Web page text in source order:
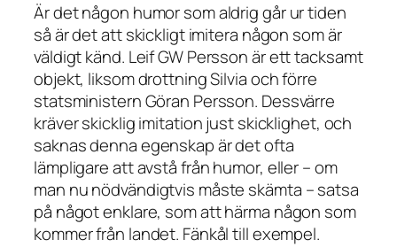
Är det någon humor som aldrig går ur tiden
så är det att skickligt imitera någon som är
väldigt känd. Leif GW Persson är ett tacksamt
objekt, liksom drottning Silvia och förre
statsministern Göran Persson. Dessvärre
kräver skicklig imitation just skicklighet, och
saknas denna egenskap är det ofta
lämpligare att avstå från humor, eller – om
man nu nödvändigtvis måste skämta – satsa
på något enklare, som att härma någon som
kommer från landet. Fänkål till exempel.